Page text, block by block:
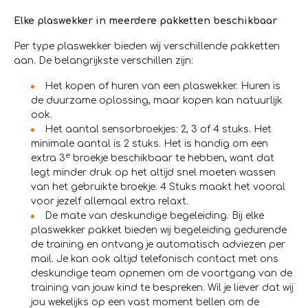
Elke plaswekker in meerdere pakketten beschikbaar
Per type plaswekker bieden wij verschillende pakketten
aan. De belangrijkste verschillen zijn:
Het kopen of huren van een plaswekker. Huren is
de duurzame oplossing, maar kopen kan natuurlijk
ook.
Het aantal sensorbroekjes: 2, 3 of 4 stuks. Het
minimale aantal is 2 stuks. Het is handig om een
extra 3e broekje beschikbaar te hebben, want dat
legt minder druk op het altijd snel moeten wassen
van het gebruikte broekje. 4 Stuks maakt het vooral
voor jezelf allemaal extra relaxt.
De mate van deskundige begeleiding. Bij elke
plaswekker pakket bieden wij begeleiding gedurende
de training en ontvang je automatisch adviezen per
mail. Je kan ook altijd telefonisch contact met ons
deskundige team opnemen om de voortgang van de
training van jouw kind te bespreken. Wil je liever dat wij
jou wekelijks op een vast moment bellen om de